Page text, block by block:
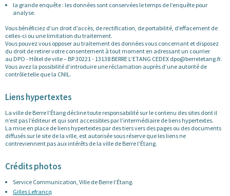
la grande enquête : les données sont conservées le temps de l’enquête pour
analyse.
Vous bénéficiez d’un droit d’accès, de rectification, de portabilité, d’effacement de
celles-ci ou une limitation du traitement.
Vous pouvez vous opposer au traitement des données vous concernant et disposez
du droit de retirer votre consentement à tout moment en adressant un courrier
au DPO - Hôtel de ville – BP 30221 - 13138 BERRE L’ETANG CEDEX dpo@berreletang.fr.
Vous avez la possibilité d’introduire une réclamation auprès d’une autorité de
contrôle telle que la CNIL.
Liens hypertextes
La ville de Berre l’Étang décline toute responsabilité sur le contenu des sites dont il
n’est pas l’éditeur et qui sont accessibles par l’intermédiaire de liens hypertextes.
La mise en place de liens hypertextes par des tiers vers des pages ou des documents
diffusés sur le site de la ville, est autorisée sous réserve que les liens ne
contreviennent pas aux intérêts de la ville de Berre l’Étang.
Crédits photos
Service Communication, Ville de Berre l’Étang.
Gilles Lefrancq